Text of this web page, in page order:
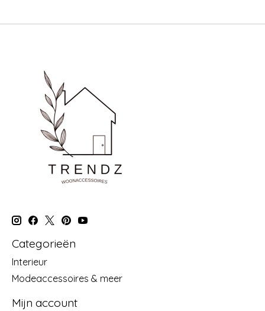
Categorieën
Interieur
Modeaccessoires & meer
Mijn account